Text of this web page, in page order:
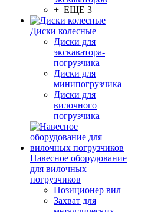
+ ЕЩЕ 3
Диски колесные
Диски для
экскаватора-
погрузчика
Диски для
минипогрузчика
Диски для
вилочного
погрузчика
Навесное оборудование
для вилочных
погрузчиков
Позиционер вил
Захват для